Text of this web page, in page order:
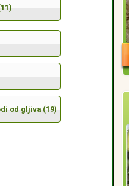
od gljiva (19)